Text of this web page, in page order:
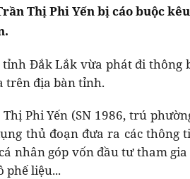
Thị Phi Yến bị cáo buộc
tỉnh Đắk Lắk vừa phát đi thông
trên địa bàn tỉnh.
Phi Yến (SN 1986, trú
thủ đoạn đưa ra các thông
nhân góp vốn đầu tư tham gia
phế liệu...